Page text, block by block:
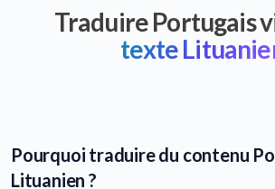
Traduire Portugais
texte
Pourquoi traduire du contenu
Lituanien ?